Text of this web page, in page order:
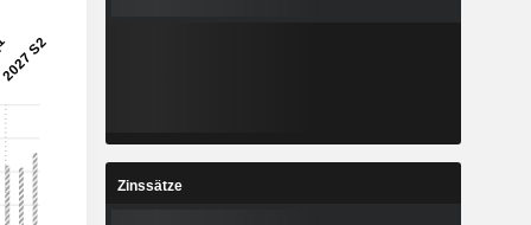
Zinssätze